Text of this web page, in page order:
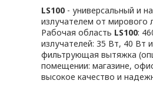
LS100 - универсальный и
излучателем от мирового
Рабочая область LS100:
излучателей: 35 Вт, 40 Вт
фильтрующая вытяжка
помещении: магазине,
высокое качество и